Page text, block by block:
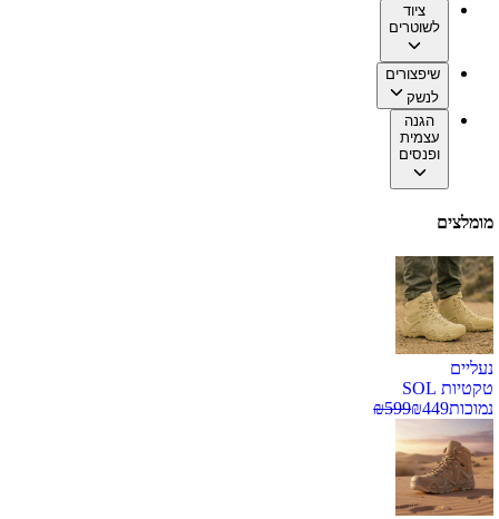
ציוד
לשוטרים
שיפצורים
לנשק
הגנה
עצמית
ופנסים
מומלצים
נעליים
טקטיות SOL
נמוכות
₪449
₪599